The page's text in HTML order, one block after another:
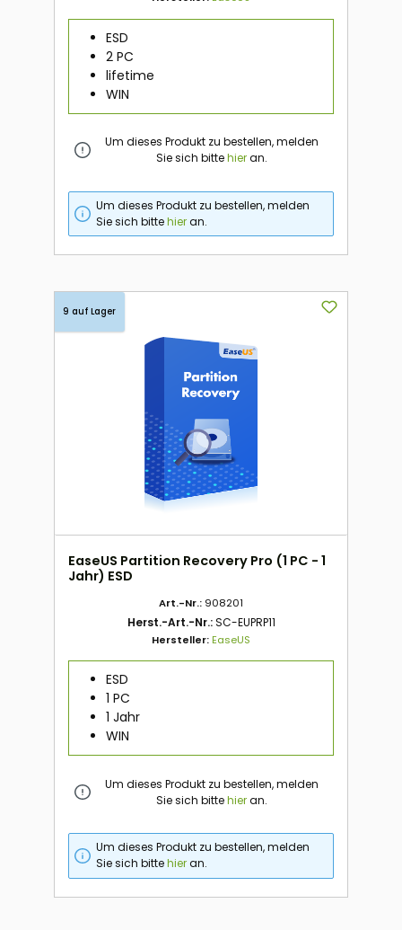
ESD
2 PC
lifetime
WIN
Um dieses Produkt zu bestellen, melden
Sie sich bittehieran.
Um dieses Produkt zu bestellen, melden
Sie sich bittehieran.
9 auf Lager
EaseUS Partition Recovery Pro (1 PC - 1
Jahr) ESD
Art.-Nr.: 908201
Herst.-Art.-Nr.:SC-EUPRP11
Hersteller:EaseUS
ESD
1 PC
1 Jahr
WIN
Um dieses Produkt zu bestellen, melden
Sie sich bittehieran.
Um dieses Produkt zu bestellen, melden
Sie sich bittehieran.